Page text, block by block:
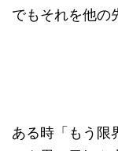
でもそれを他の
ある時「もう限